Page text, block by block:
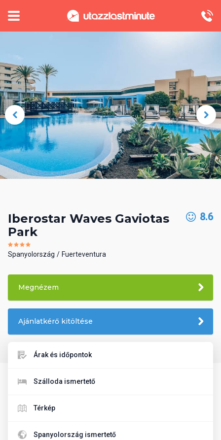
Iberostar Waves Gaviotas
Park
Spanyolország Fuerteventura
8.6
Megnézem
Ajánlatkérő kitöltése
Árak és időpontok
Szálloda ismertető
Térkép
Spanyolország ismertető